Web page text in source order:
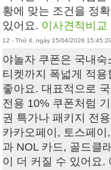
황에 맞는 조건을 정
있어요. 이사견적비교
12 - Thứ 4, ngày 15/04/2026 15:45:29
야놀자 쿠폰은 국내숙
티켓까지 폭넓게 적
좋아요. 대표적으로
전용 10% 쿠폰처럼
권 특가나 패키지 전
카카오페이, 토스페
과 NOL 카드, 골드클
이 더 커질 수 있어요.